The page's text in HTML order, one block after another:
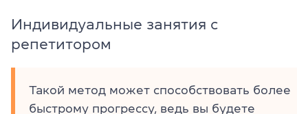
Индивидуальные занятия с
репетитором
Такой метод может способствовать более
быстрому прогрессу, ведь вы будете